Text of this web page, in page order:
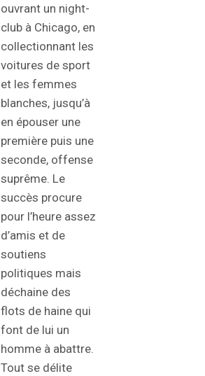
ouvrant un night-
club à Chicago, en
collectionnant les
voitures de sport
et les femmes
blanches, jusqu’à
en épouser une
première puis une
seconde, offense
suprême. Le
succès procure
pour l’heure assez
d’amis et de
soutiens
politiques mais
déchaine des
flots de haine qui
font de lui un
homme à abattre.
Tout se délite